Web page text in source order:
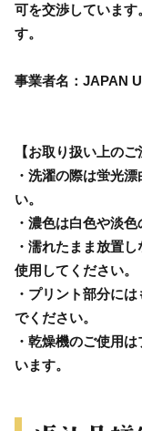
可を交渉しています
す。
事業者名：JAPAN
【お取り扱い上のご
・洗濯の際は蛍光
い。
・濃色は白色や淡
・濡れたまま放置
使用してください。
・プリント部分に
でください。
・乾燥機のご使用
います。